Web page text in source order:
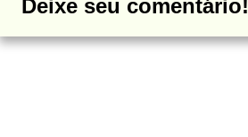
Deixe seu comentário!